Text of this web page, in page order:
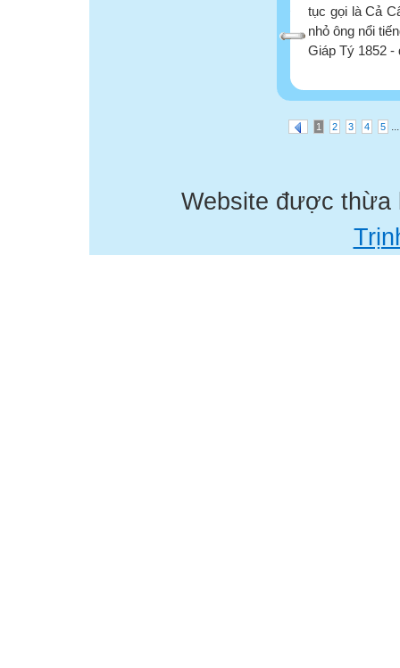
tục gọi là Cả
nhỏ ông nổi
Giáp Tý 1852
1 2 3 4 5 ...
Website được